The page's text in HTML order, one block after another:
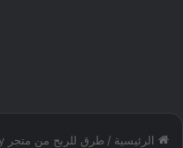
الرئيسية / طرق للربح من متجر Etsy